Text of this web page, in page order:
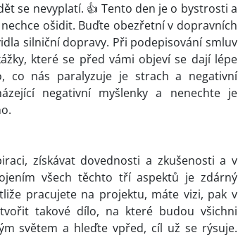
se nevyplatí. 👍 Tento den je o bystrosti a
ošidit. Buďte obezřetní v dopravních
silniční dopravy. Při podepisování smluv
které se před vámi objeví se dají lépe
co nás paralyzuje je strach a negativní
negativní myšlenky a nenechte je
získávat dovednosti a zkušenosti a v
všech těchto tří aspektů je zdárný
pracujete na projektu, máte vizi, pak v
takové dílo, na které budou všichni
světem a hleďte vpřed, cíl už se rýsuje.